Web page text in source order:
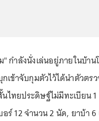
กำลังนั่งเล่นอยู่ภายในบ้า
กเข้าจับกุมตัวไว้ได้นำตัวตร
ทยประดิษฐ์ไม่มีทะเบียน 1
ร์ 12 จำนวน 2 นัด, ยาบ้า 6